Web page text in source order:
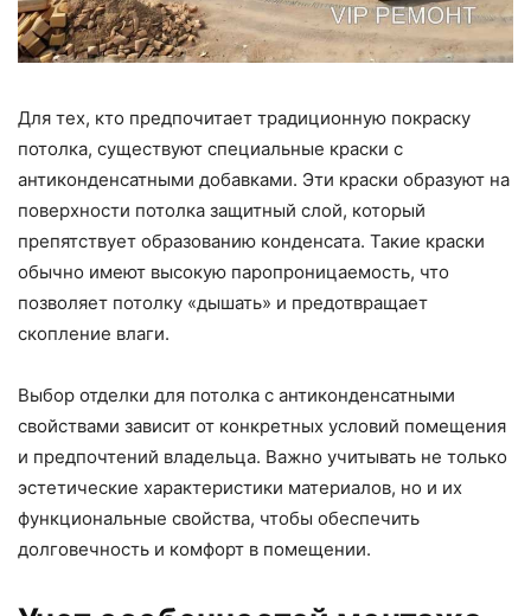
Для тех, кто предпочитает традиционную покраску
потолка, существуют специальные краски с
антиконденсатными добавками. Эти краски образуют на
поверхности потолка защитный слой, который
препятствует образованию конденсата. Такие краски
обычно имеют высокую паропроницаемость, что
позволяет потолку «дышать» и предотвращает
скопление влаги.
Выбор отделки для потолка с антиконденсатными
свойствами зависит от конкретных условий помещения
и предпочтений владельца. Важно учитывать не только
эстетические характеристики материалов, но и их
функциональные свойства, чтобы обеспечить
долговечность и комфорт в помещении.